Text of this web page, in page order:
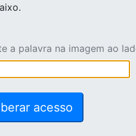
a palavra na imagem ao